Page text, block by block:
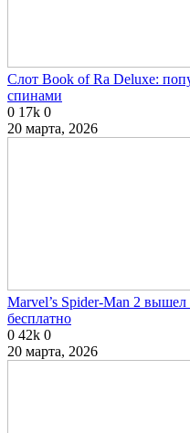
Слот Book of Ra Deluxe:
спинами
0 17k 0
20 марта, 2026
Marvel’s Spider-Man 2
бесплатно
0 42k 0
20 марта, 2026